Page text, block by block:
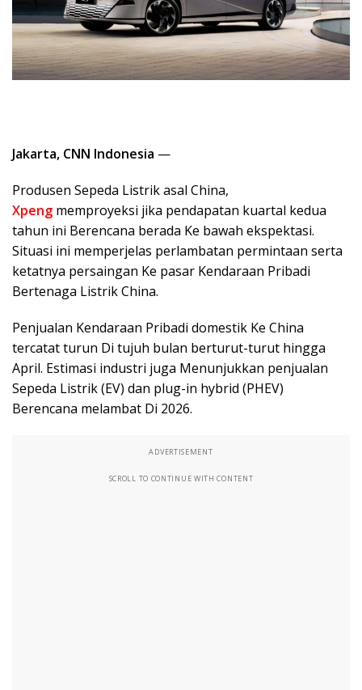
Jakarta, CNN Indonesia —
Produsen Sepeda Listrik asal China,
Xpeng memproyeksi jika pendapatan kuartal kedua
tahun ini Berencana berada Ke bawah ekspektasi.
Situasi ini memperjelas perlambatan permintaan serta
ketatnya persaingan Ke pasar Kendaraan Pribadi
Bertenaga Listrik China.
Penjualan Kendaraan Pribadi domestik Ke China
tercatat turun Di tujuh bulan berturut-turut hingga
April. Estimasi industri juga Menunjukkan penjualan
Sepeda Listrik (EV) dan plug-in hybrid (PHEV)
Berencana melambat Di 2026.
ADVERTISEMENT
SCROLL TO CONTINUE WITH CONTENT